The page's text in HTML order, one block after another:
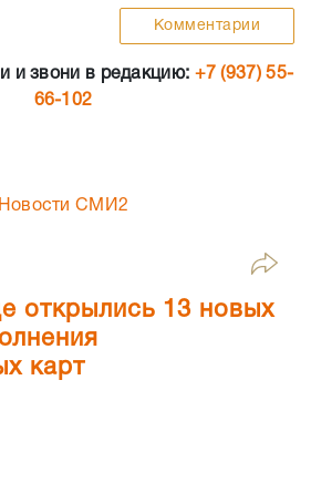
Комментарии
и звони в редакцию: +7 (937) 55-
66-102
Новости СМИ2
открылись 13 новых
карт